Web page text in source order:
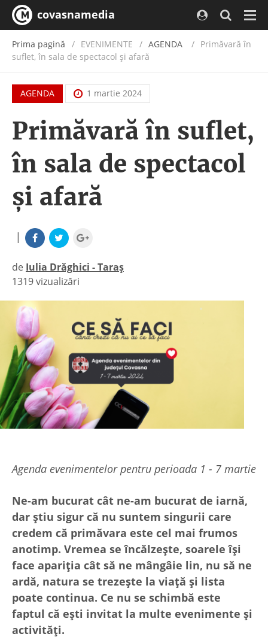
covasnamedia
Prima pagină EVENIMENTE / AGENDA
Primăvară în
suflet, în sala de spectacol și afară
AGENDA 1 martie 2024
Primăvară în suflet,
în sala de spectacol
și afară
|
de Iulia Drăghici - Taraș
|
1319 vizualizări
Agenda evenimentelor pentru perioada 1 - 7 martie
Ne-am bucurat cât ne-am bucurat de iarnă,
dar știu sigur că nu suntem singurii care
credem că primăvara este cel mai frumos
anotimp. Vremea se încălzește, soarele își
face apariția cât să ne mângâie lin, nu să ne
ardă, natura se trezește la viață și lista
poate continua. Ce nu se schimbă este
faptul că ești invitat la multe evenimente și
activități.